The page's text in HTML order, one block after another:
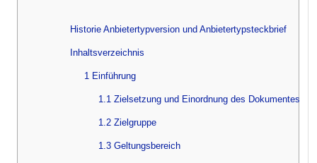
Historie Anbietertypversion und Anbietertypsteckbrief
Inhaltsverzeichnis
1 Einführung
1.1 Zielsetzung und Einordnung des Dokumentes
1.2 Zielgruppe
1.3 Geltungsbereich